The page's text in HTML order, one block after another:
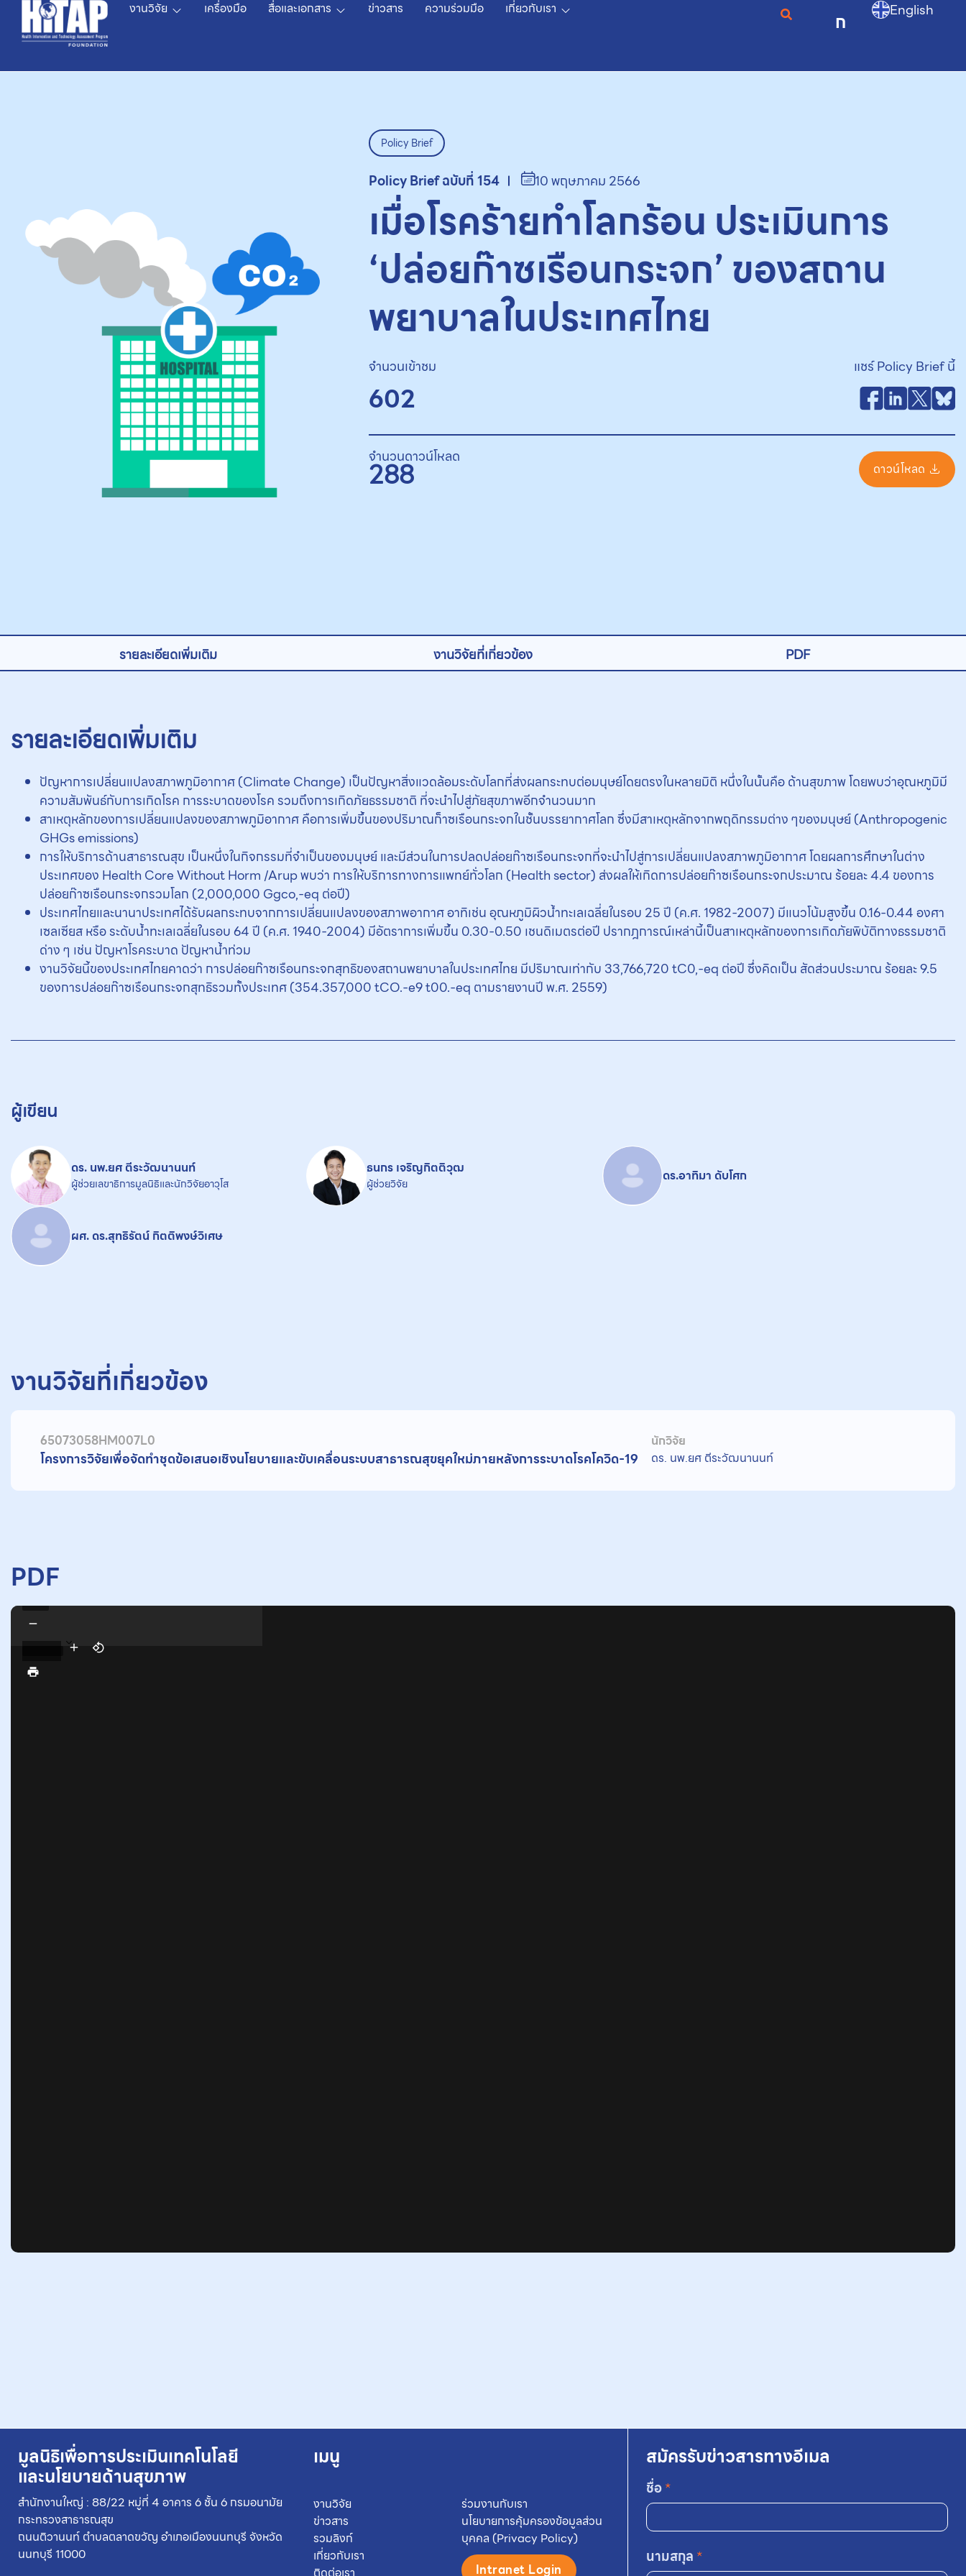
งานวิจัย เครื่องมือ สื่อและเอกสาร ข่าวสาร ความร่วมมือ เกี่ยวกับเรา
ก English
Policy Brief
Policy Brief ฉบับที่ 154 10 พฤษภาคม 2566
เมื่อโรคร้ายทำโลกร้อน ประเมินการ
‘ปล่อยก๊าซเรือนกระจก’ ของสถาน
พยาบาลในประเทศไทย
จำนวนเข้าชม
602
แชร์ Policy Brief นี้
จำนวนดาวน์โหลด
288 ดาวน์โหลด
รายละเอียดเพิ่มเติม งานวิจัยที่เกี่ยวข้อง PDF
รายละเอียดเพิ่มเติม
ปัญหาการเปลี่ยนแปลงสภาพภูมิอากาศ (Climate Change) เป็นปัญหาสิ่งแวดล้อมระดับโลกที่ส่งผลกระทบต่อมนุษย์โดยตรงในหลายมิติ หนึ่งในนั้นคือ ด้านสุขภาพ โดยพบว่าอุณหภูมิมี
ความสัมพันธ์กับการเกิดโรค การระบาดของโรค รวมถึงการเกิดภัยธรรมชาติ ที่จะนำไปสู่ภัยสุขภาพอีกจำนวนมาก
สาเหตุหลักของการเปลี่ยนแปลงของสภาพภูมิอากาศ คือการเพิ่มขึ้นของปริมาณก็าซเรือนกระจกในชั้นบรรยากาศโลก ซึ่งมีสาเหตุหลักจากพฤดิกรรมต่าง ๆของมนุษย์ (Anthropogenic
GHGs emissions)
การให้บริการด้านสาธารณสุข เป็นหนึ่งในกิจกรรมที่จำเป็นของมนุษย์ และมีส่วนในการปลดปล่อยก๊าซเรือนกระจกที่จะนำไปสู่การเปลี่ยนแปลงสภาพภูมิอากาศ โดยผลการศึกษาในต่าง
ประเทศของ Health Core Without Horm /Arup พบว่า การให้บริการทางการแพทย์ทั่วโลก (Health sector) ส่งผลให้เกิดการปล่อยก๊าซเรือนกระจกประมาณ ร้อยละ 4.4 ของการ
ปล่อยก๊าซเรือนกระจกรวมโลก (2,000,000 Ggco,-eq ต่อปี)
ประเทศไทยและนานาประเทศได้รับผลกระทบจากการเปลี่ยนแปลงของสภาพอากาศ อาทิเช่น อุณหภูมิผิวน้ำทะเลเฉลี่ยในรอบ 25 ปี (ค.ศ. 1982-2007) มีแนวโน้มสูงขึ้น 0.16-0.44 องศา
เซลเซียส หรือ ระดับน้ำทะเลเฉลี่ยในรอบ 64 ปี (ค.ศ. 1940-2004) มีอัตราการเพิ่มขึ้น 0.30-0.50 เชนดิเมตรต่อปี ปรากฎการณ์เหล่านี้เป็นสาเหตุหลักของการเกิดภัยพิบัติทางธรรมชาติ
ด่าง ๆ เช่น ปัญหาโรคระบาด ปัญหาน้ำท่วม
งานวิจัยนี้ของประเทศไทยคาดว่า การปล่อยก๊าซเรือนกระจกสุทธิของสถานพยาบาลในประเทศไทย มีปริมาณเท่ากับ 33,766,720 tC0,-eq ต่อปี ซึ่งคิดเป็น สัดส่วนประมาณ ร้อยละ 9.5
ของการปล่อยก๊าซเรือนกระจกสุทธิรวมทั้งประเทศ (354.357,000 tCO.-e9 t00.-eq ตามรายงานปี พ.ศ. 2559)
ผู้เขียน
ดร. นพ.ยศ ตีระวัฒนานนท์
ผู้ช่วยเลขาธิการมูลนิธิและนักวิจัยอาวุโส
ธนกร เจริญกิตติวุฒ
ผู้ช่วยวิจัย ดร.อาทิมา ดับโศก
ผศ. ดร.สุทธิรัตน์ กิตติพงษ์วิเศษ
งานวิจัยที่เกี่ยวข้อง
65073058HM007L0
โครงการวิจัยเพื่อจัดทำชุดข้อเสนอเชิงนโยบายและขับเคลื่อนระบบสาธารณสุขยุคใหม่ภายหลังการระบาดโรคโควิด-19
นักวิจัย
ดร. นพ.ยศ ตีระวัฒนานนท์
PDF
มูลนิธิเพื่อการประเมินเทคโนโลยี
และนโยบายด้านสุขภาพ
สำนักงานใหญ่ : 88/22 หมู่ที่ 4 อาคาร 6 ชั้น 6 กรมอนามัย
กระทรวงสาธารณสุข
ถนนติวานนท์ ตำบลตลาดขวัญ อำเภอเมืองนนทบุรี จังหวัด
นนทบุรี 11000
เมนู
งานวิจัย
ข่าวสาร
รวมลิงก์
เกี่ยวกับเรา
ติดต่อเรา
ร่วมงานกับเรา
นโยบายการคุ้มครองข้อมูลส่วน
บุคคล (Privacy Policy)
Intranet Login
สมัครรับข่าวสารทางอีเมล
ชื่อ*
นามสกุล *